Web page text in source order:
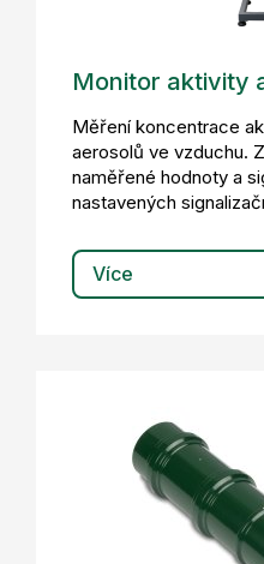
Monitor aktivity
Měření koncentrace
aerosolů ve vzduchu.
naměřené hodnoty a
nastavených
Více